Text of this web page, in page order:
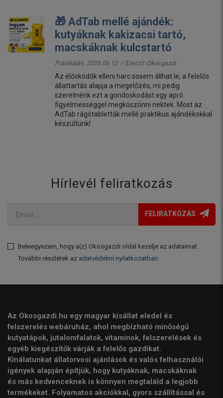
🎁 AdTab mellé ajándék:
kutyáknak kakizacsi tartó,
macskáknak kulcstartó
Publikálás: 2026.06.12. / Szerző: Okosgazdi
Az élősködők elleni harc sosem állhat le, a felelős
állattartás alapja a megelőzés, mi pedig
szeretnénk ezt a gondoskodást egy apró
figyelmességgel megköszönni nektek. Most az
AdTab rágótabletták mellé praktikus ajándékokkal
készültünk!
Hírlevél feliratkozás
FELIRATKOZÁS
Beleegyezem, hogy a(z) Okosgazdi oldal kezelje az adataimat.
További részletek az adatvédelmi nyilatkozatban.
Az Okosgazdi.hu egy magyar kisállat eledel és
felszerelés webáruház, ahol megbízható minőségű
kutyatápok, jutalomfalatok, vitaminok, felszerelések és
egyéb kiegészítők várják a felelős gazdikat.
Kínálatunkat állatorvosi ajánlások és valós felhasználói
igények alapján építjük, hogy kutyáknak, macskáknak
és más kedvenceknek is könnyen megtaláld a legjobb
termékeket. Folyamatos akciókkal, gyors szállítással és